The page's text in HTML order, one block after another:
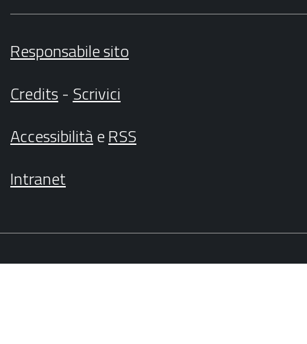
Responsabile sito
Credits- Scrivici
AccessibilitàeRSS
Intranet